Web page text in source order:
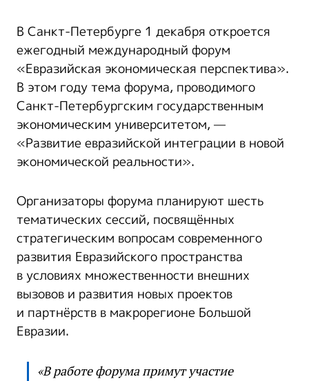
В Санкт-Петербурге 1 декабря откроется
ежегодный международный форум
«Евразийская экономическая перспектива».
В этом году тема форума, проводимого
Санкт-Петербургским государственным
экономическим университетом, —
«Развитие евразийской интеграции в новой
экономической реальности».
Организаторы форума планируют шесть
тематических сессий, посвящённых
стратегическим вопросам современного
развития Евразийского пространства
в условиях множественности внешних
вызовов и развития новых проектов
и партнёрств в макрорегионе Большой
Евразии.
«В работе форума примут участие